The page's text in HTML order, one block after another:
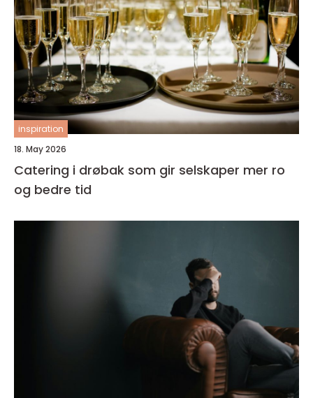
inspiration
18. May 2026
Catering i drøbak som gir selskaper mer ro
og bedre tid